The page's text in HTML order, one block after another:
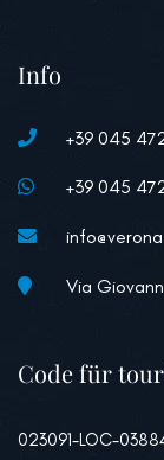
Info
+39 045
+39 045
Via
Code für
023091-LOC-